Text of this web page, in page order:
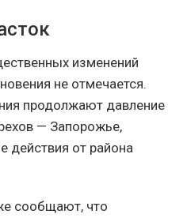
изменений
не отмечается.
продолжают давление
— Запорожье,
действия от района
сообщают, что